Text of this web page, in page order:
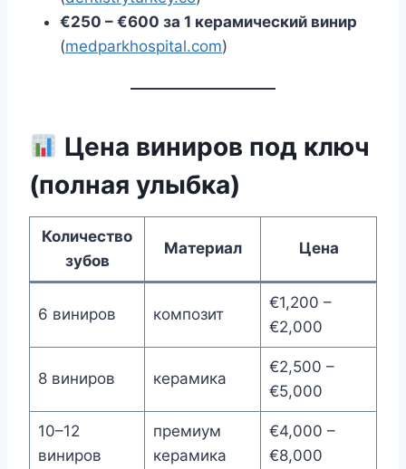
€250 – €600 за 1 керамический винир
(medparkhospital.com)
Цена виниров под ключ
(полная улыбка)
Количество
зубов
Материал Цена
6 виниров композит
€1,200 –
€2,000
8 виниров керамика
€2,500 –
€5,000
10–12
виниров
премиум
керамика
€4,000 –
€8,000